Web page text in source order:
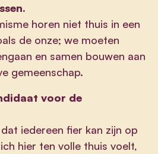
horen niet thuis in een
de onze; we moeten
en samen bouwen aan
gemeenschap.
voor de
iedereen fier kan zijn op
hier ten volle thuis voelt,